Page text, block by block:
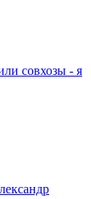
совхозы - я